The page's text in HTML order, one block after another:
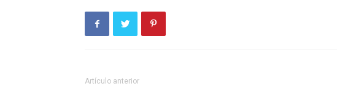
Artículo anterior